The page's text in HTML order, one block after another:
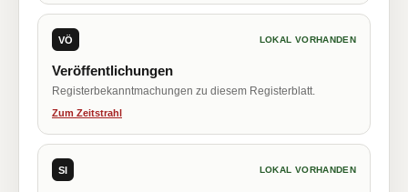
VÖ LOKAL VORHANDEN
Veröffentlichungen
Registerbekanntmachungen zu diesem Registerblatt.
Zum Zeitstrahl
SI LOKAL VORHANDEN